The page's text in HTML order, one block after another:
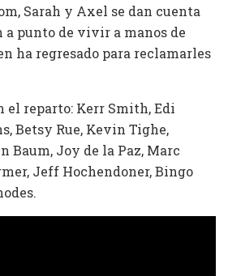
Sarah y Axel se dan cuenta
a punto de vivir a manos de
ha regresado para reclamarles
el reparto: Kerr Smith, Edi
Betsy Rue, Kevin Tighe,
Baum, Joy de la Paz, Marc
Jeff Hochendoner, Bingo